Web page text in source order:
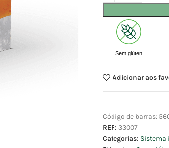
Sem glúten
Adicionar aos
Código de barras:
REF: 33007
Categorias: Sistema